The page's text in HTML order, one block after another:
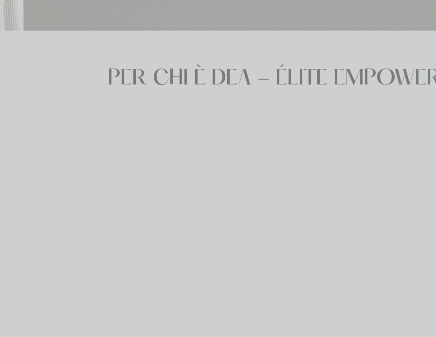
PER CHI È DEA - ÉLITE